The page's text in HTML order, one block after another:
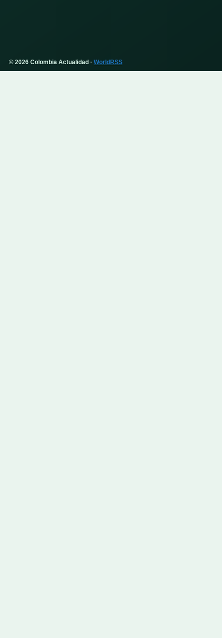
© 2026 Colombia Actualidad · WorldRSS